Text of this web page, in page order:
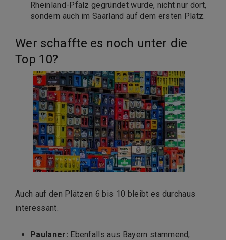
Rheinland-Pfalz gegründet wurde, nicht nur dort,
sondern auch im Saarland auf dem ersten Platz.
Wer schaffte es noch unter die
Top 10?
Auch auf den Plätzen 6 bis 10 bleibt es durchaus
interessant.
Paulaner: Ebenfalls aus Bayern stammend,